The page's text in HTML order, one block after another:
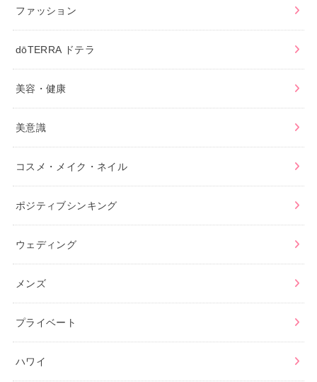
ファッション
dōTERRA ドテラ
美容・健康
美意識
コスメ・メイク・ネイル
ポジティブシンキング
ウェディング
メンズ
プライベート
ハワイ